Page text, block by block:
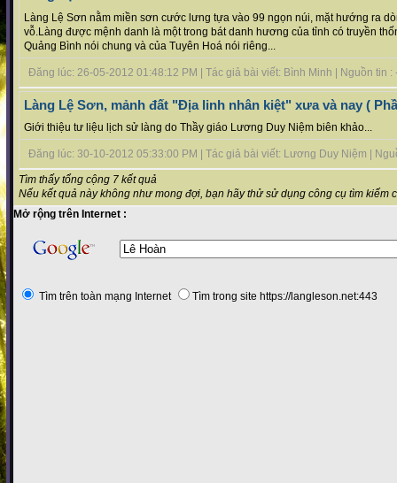
Làng Lệ Sơn nằm miền sơn cước lưng tựa vào 99 ngọn núi, mặt hướng ra
vỗ.Làng được mệnh danh là một trong bát danh hương của tỉnh có truyền
Quảng Bình nói chung và của Tuyên Hoá nói riêng...
Đăng lúc: 26-05-2012 01:48:12 PM | Tác giả bài viết: Bình Minh | Nguồn tin :
Làng Lệ Sơn, mảnh đất "Địa linh nhân kiệt" xưa và nay (
Giới thiệu tư liệu lịch sử làng do Thầy giáo Lương Duy Niệm biên khảo...
Đăng lúc: 30-10-2012 05:33:00 PM | Tác giả bài viết: Lương Duy Niệm |
Tìm thấy tổng cộng 7 kết quả
Nếu kết quả này không như mong đợi, bạn hãy thử sử dụng công cụ tìm kiếm
Mở rộng trên Internet :
Tìm trên toàn mạng Internet Tìm trong site https://langleson.net:443